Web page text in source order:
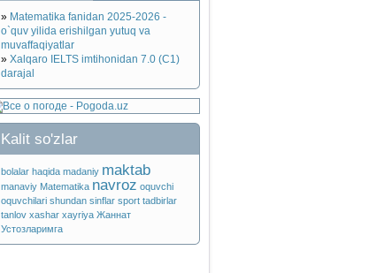
» Matematika fanidan 2025-2026 -
o`quv yilida erishilgan yutuq va
muvaffaqiyatlar
» Xalqaro IELTS imtihonidan 7.0 (C1)
darajal
Kalit so'zlar
bolalar haqida madaniy maktab
manaviy Matematika navroz oquvchi
oquvchilari shundan sinflar sport tadbirlar
tanlov xashar xayriya Жаннат
Устозларимга